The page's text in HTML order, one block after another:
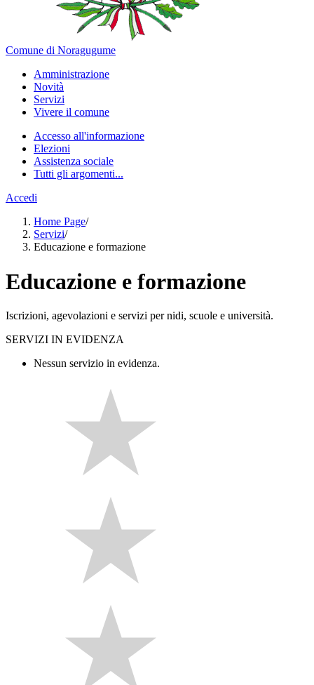
Comune di Noragugume
Amministrazione
Novità
Servizi
Vivere il comune
Accesso all'informazione
Elezioni
Assistenza sociale
Tutti gli argomenti...
Accedi
Home Page/
Servizi/
Educazione e formazione
Educazione e formazione
Iscrizioni, agevolazioni e servizi per nidi, scuole e università.
SERVIZI IN EVIDENZA
Nessun servizio in evidenza.